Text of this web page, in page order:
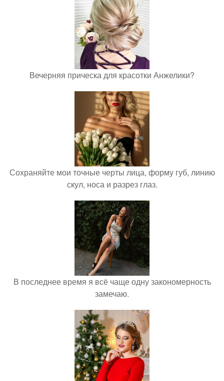
Вечерняя прическа для красотки Анжелики?
Сохраняйте мои точные черты лица, форму губ, линию
скул, носа и разрез глаз.
В последнее время я всё чаще одну закономерность
замечаю.